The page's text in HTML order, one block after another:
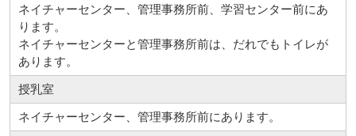
ネイチャーセンター、管理事務所前、学習センター前にあ
ります。
ネイチャーセンターと管理事務所前は、だれでもトイレが
あります。
授乳室
ネイチャーセンター、管理事務所前にあります。